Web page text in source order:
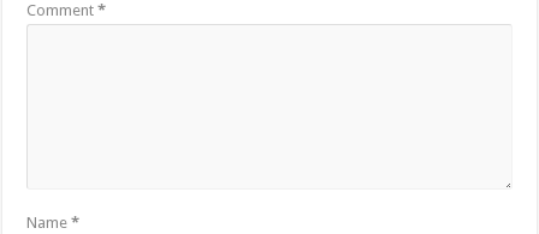
Comment*
Name*